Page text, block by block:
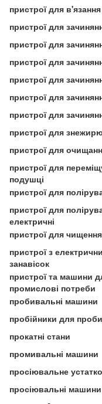
пристрої для в'язання
пристрої для
пристрої для
пристрої для
пристрої для
пристрої для
пристрої для
пристрої для
пристрої для
пристрої для
подушці
пристрої для
пристрої для
електричні
пристрої для
пристрої з
занавісок
пристрої та машини
промислові потреби
пробивальні машини
пробійники для
прокатні стани
промивальні машини
просіювальне
просіювальні машини